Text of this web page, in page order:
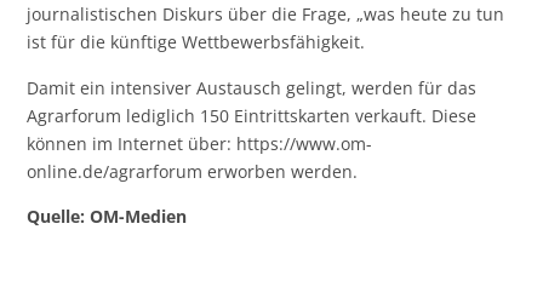
journalistischen Diskurs über die Frage, „was heute zu tun
ist für die künftige Wettbewerbsfähigkeit.
Damit ein intensiver Austausch gelingt, werden für das
Agrarforum lediglich 150 Eintrittskarten verkauft. Diese
können im Internet über: https://www.om-
online.de/agrarforum erworben werden.
Quelle: OM-Medien